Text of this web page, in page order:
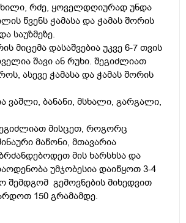
რძე, ყოველდღიურად უნდა
წვენს ჭამასა და ჭამას შორის
საუზმეზე.
მიცემა დასაშვებია უკვე 6-7 თვის
შავი ან რუხი. შეგიძლიათ
ასევე ჭამასა და ჭამას შორის
ვაშლი, ბანანი, მსხალი, გარგალი,
მისცეთ, როგორც
მაწონი, მთავარია
მის ხარსხსა და
უმჯობესია დაიწყოთ 3-4
შემდგომ გემოვნების მიხედვით
150 გრამამდე.